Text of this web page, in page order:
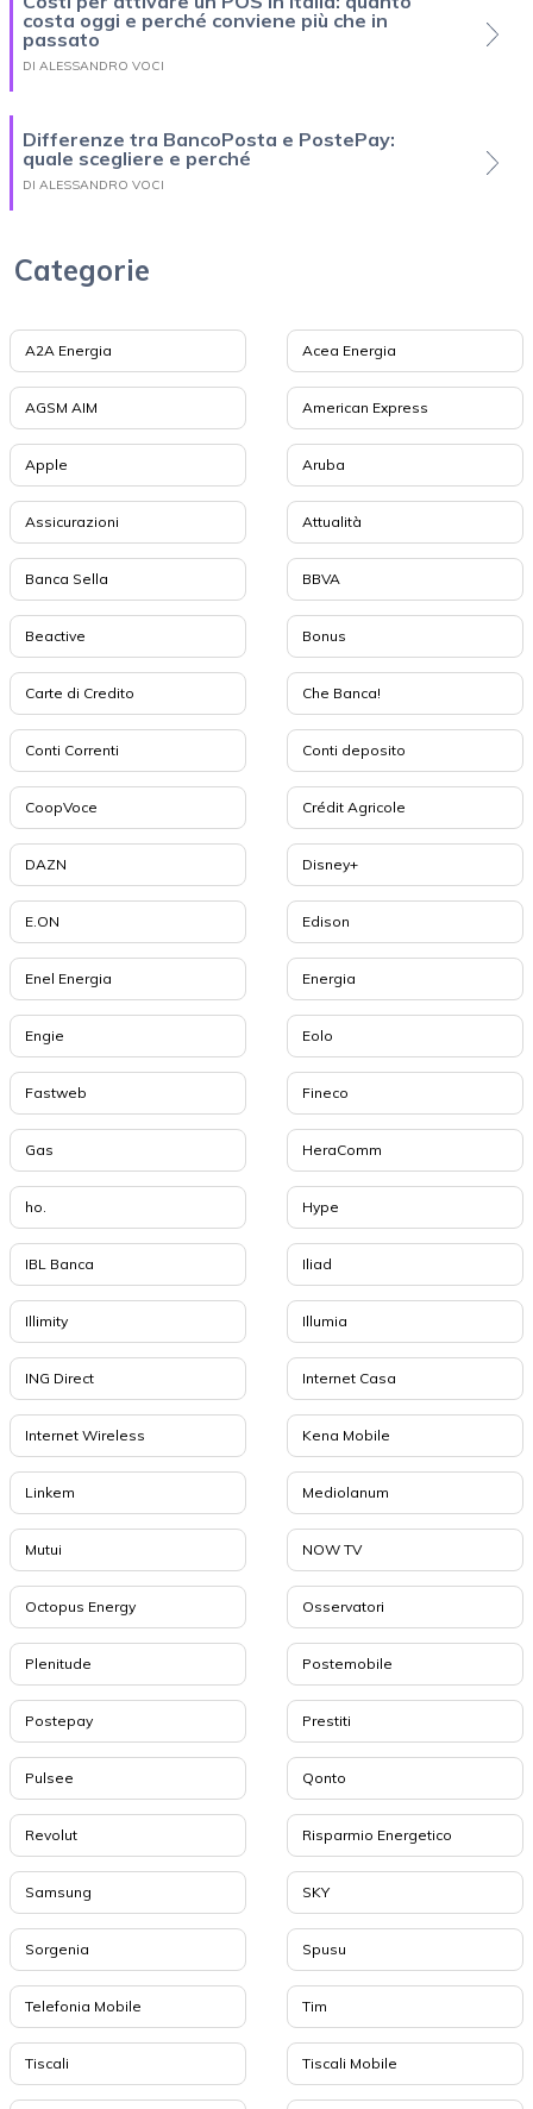
costa oggi e perché conviene più che in
passato
DI ALESSANDRO VOCI
Differenze tra BancoPosta e PostePay:
quale scegliere e perché
DI ALESSANDRO VOCI
Categorie
A2A Energia Acea Energia
AGSM AIM American Express
Apple Aruba
Assicurazioni Attualità
Banca Sella BBVA
Beactive Bonus
Carte di Credito Che Banca!
Conti Correnti Conti deposito
CoopVoce Crédit Agricole
DAZN Disney+
E.ON Edison
Enel Energia Energia
Engie Eolo
Fastweb Fineco
Gas HeraComm
ho. Hype
IBL Banca Iliad
Illimity Illumia
ING Direct Internet Casa
Internet Wireless Kena Mobile
Linkem Mediolanum
Mutui NOW TV
Octopus Energy Osservatori
Plenitude Postemobile
Postepay Prestiti
Pulsee Qonto
Revolut Risparmio Energetico
Samsung SKY
Sorgenia Spusu
Telefonia Mobile Tim
Tiscali Tiscali Mobile